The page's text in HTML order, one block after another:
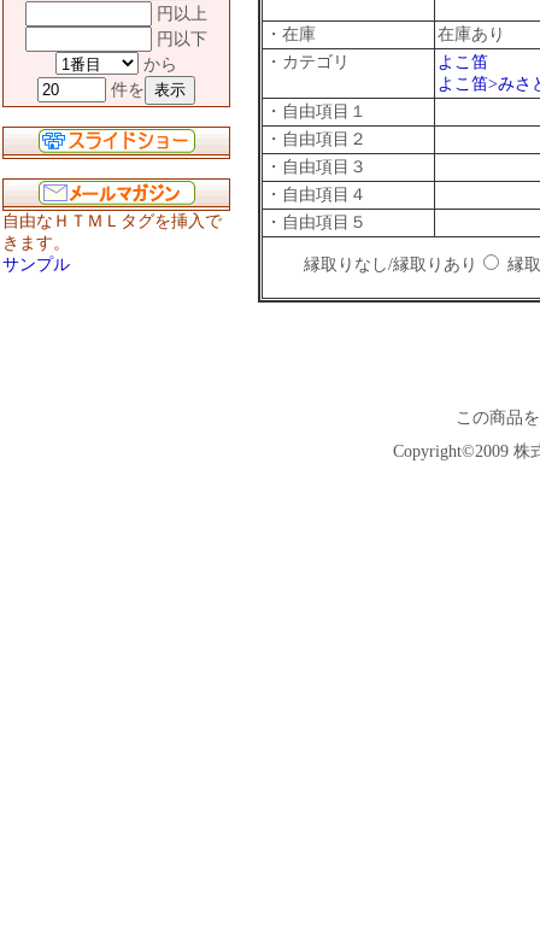
円以上
円以下
から
件を
自由なＨＴＭＬタグを挿入で
きます。
サンプル
・在庫
在庫あり
・カテゴリ
よこ笛
よこ笛>みさ
・自由項目１
・自由項目２
・自由項目３
・自由項目４
・自由項目５
縁取りなし/縁取りあり 縁
この商品
Copyright©2009 株